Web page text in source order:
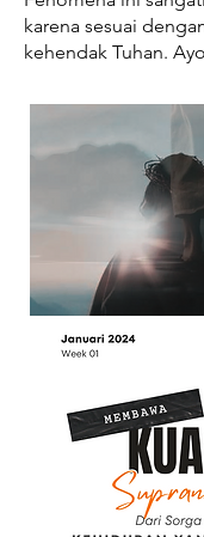
karena sesuai
kehendak Tuhan.